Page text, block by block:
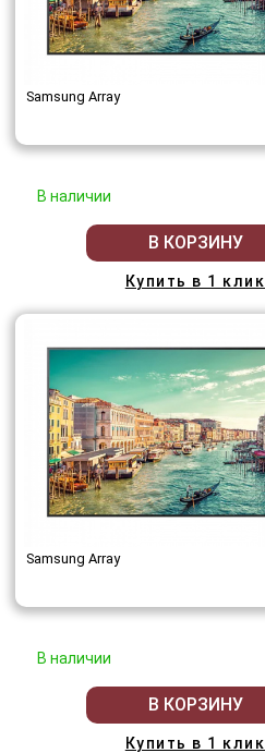
Samsung Array
В наличии
В КОРЗИНУ
Купить в 1 клик
Samsung Array
В наличии
В КОРЗИНУ
Купить в 1 клик